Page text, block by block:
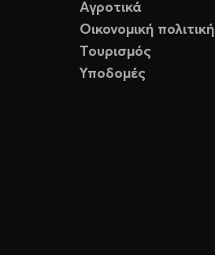
Αγροτικά
Οικονομική πολιτική
Τουρισμός
Υποδομές